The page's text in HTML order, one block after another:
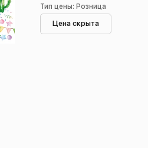
Тип цены: Розница
Цена скрыта